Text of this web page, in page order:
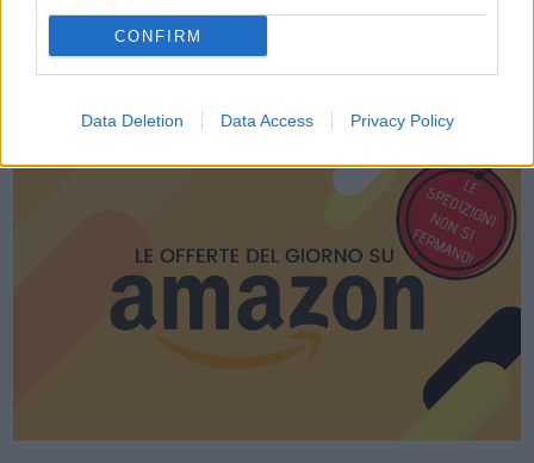
CONFIRM
Data Deletion Data Access Privacy Policy
LE MIGLIORI OFFERTE AMAZON